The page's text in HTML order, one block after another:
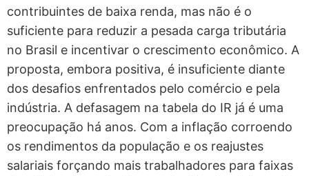
contribuintes de baixa renda, mas não é o
suficiente para reduzir a pesada carga tributária
no Brasil e incentivar o crescimento econômico. A
proposta, embora positiva, é insuficiente diante
dos desafios enfrentados pelo comércio e pela
indústria. A defasagem na tabela do IR já é uma
preocupação há anos. Com a inflação corroendo
os rendimentos da população e os reajustes
salariais forçando mais trabalhadores para faixas